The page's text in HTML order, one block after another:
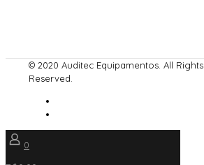
© 2020 Auditec Equipamentos. All Rights
Reserved.
0